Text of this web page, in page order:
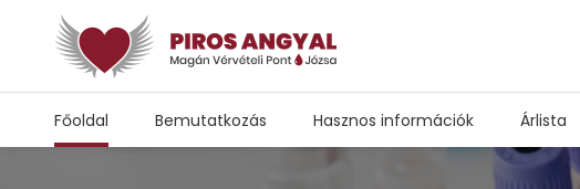
Főoldal Bemutatkozás Hasznos információk Árlista